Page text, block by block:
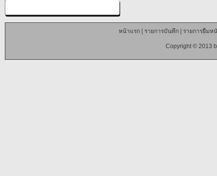
หน้าแรก| รายการบันทึก| รายการยืมห
Copyright © 2013